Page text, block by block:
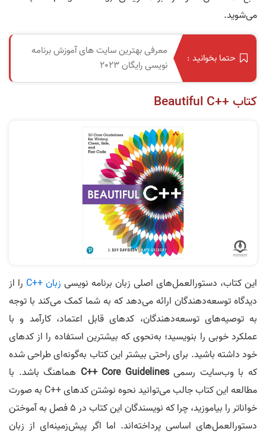
می‌شوید.
حتما بخوانید :
معرفی بهترین سایت های آموزش برنامه
نویسی رایگان 2023
کتاب ++Beautiful C
این کتاب، دستورالعمل‌های اصلی زبان برنامه نویسی زبان C++‎
را از
دیدگاه توسعه‌دهندگان ارائه می‌دهد که به شما کمک می‌کند با توجه
به توصیه‌های توسعه‌دهندگان، کدهای قابل اعتماد، کارآمد و با
عملکرد خوبی را بنویسید؛ به‌نحوی که بیشترین استفاده را از کدهای
خود داشته باشید. برای راحتی بیشتر این کتاب به‌گونه‌ای طراحی شده
که با وب‌سایت رسمیC++ Core Guidelines هماهنگ باشد. با
مطالعه این کتاب جالب می‌توانید نحوه نوشتن کدهای ++C به صورت
خواناتر را بیاموزید، چرا که نویسندگان این کتاب در ۵ فصل به آموختن
دستورالعمل‌های اساسی پرداخته‌اند. اما اگر پیش‌زمینه‌ای از زبان